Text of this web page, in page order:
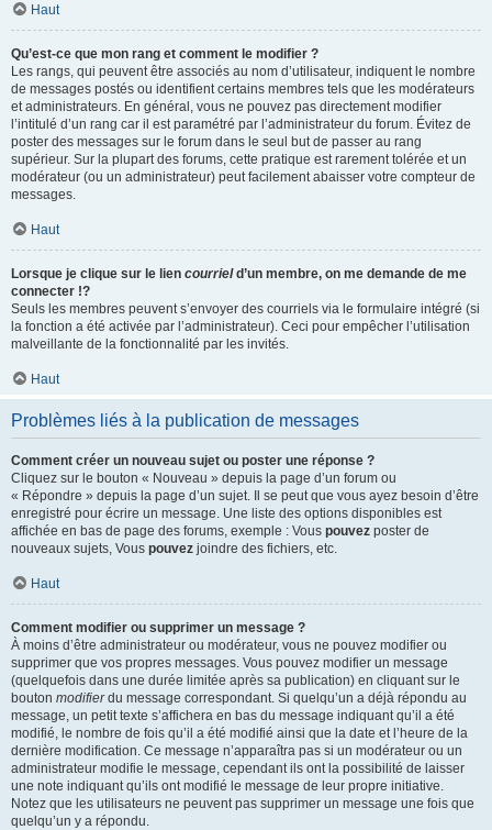
Haut
Qu’est-ce que mon rang et comment le modifier ?
Les rangs, qui peuvent être associés au nom d’utilisateur, indiquent le nombre
de messages postés ou identifient certains membres tels que les modérateurs
et administrateurs. En général, vous ne pouvez pas directement modifier
l’intitulé d’un rang car il est paramétré par l’administrateur du forum. Évitez de
poster des messages sur le forum dans le seul but de passer au rang
supérieur. Sur la plupart des forums, cette pratique est rarement tolérée et un
modérateur (ou un administrateur) peut facilement abaisser votre compteur de
messages.
Haut
Lorsque je clique sur le lien courrield’un membre, on me demande de me
connecter !?
Seuls les membres peuvent s’envoyer des courriels via le formulaire intégré (si
la fonction a été activée par l’administrateur). Ceci pour empêcher l’utilisation
malveillante de la fonctionnalité par les invités.
Haut
Problèmes liés à la publication de messages
Comment créer un nouveau sujet ou poster une réponse ?
Cliquez sur le bouton « Nouveau » depuis la page d’un forum ou
« Répondre » depuis la page d’un sujet. Il se peut que vous ayez besoin d’être
enregistré pour écrire un message. Une liste des options disponibles est
affichée en bas de page des forums, exemple : Vous pouvez poster de
nouveaux sujets, Vous pouvez joindre des fichiers, etc.
Haut
Comment modifier ou supprimer un message ?
À moins d’être administrateur ou modérateur, vous ne pouvez modifier ou
supprimer que vos propres messages. Vous pouvez modifier un message
(quelquefois dans une durée limitée après sa publication) en cliquant sur le
bouton modifierdu message correspondant. Si quelqu’un a déjà répondu au
message, un petit texte s’affichera en bas du message indiquant qu’il a été
modifié, le nombre de fois qu’il a été modifié ainsi que la date et l’heure de la
dernière modification. Ce message n’apparaîtra pas si un modérateur ou un
administrateur modifie le message, cependant ils ont la possibilité de laisser
une note indiquant qu’ils ont modifié le message de leur propre initiative.
Notez que les utilisateurs ne peuvent pas supprimer un message une fois que
quelqu’un y a répondu.